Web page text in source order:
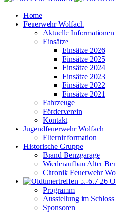
Home
Feuerwehr Wolfach
Aktuelle Informationen
Einsätze
Einsätze 2026
Einsätze 2025
Einsätze 2024
Einsätze 2023
Einsätze 2022
Einsätze 2021
Fahrzeuge
Förderverein
Kontakt
Jugendfeuerwehr Wolfach
Elterninformation
Historische Gruppe
Brand Benzgarage
Wiederaufbau Alter
Chronik Feuerwehr
Programm
Ausstellung im Schloss
Sponsoren